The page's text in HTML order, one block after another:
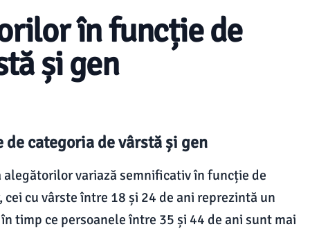
în funcție de
și gen
categoria de vârstă și gen
variază semnificativ în funcție de
cu vârste între 18 și 24 de ani reprezintă un
timp ce persoanele între 35 și 44 de ani sunt mai